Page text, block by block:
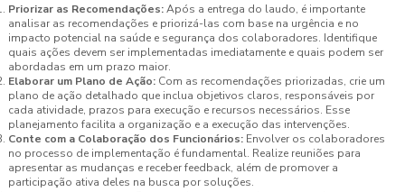
Priorizar as Recomendações:Após a entrega do laudo, é importante
analisar as recomendações e priorizá-las com base na urgência e no
impacto potencial na saúde e segurança dos colaboradores. Identifique
quais ações devem ser implementadas imediatamente e quais podem ser
abordadas em um prazo maior.
Elaborar um Plano de Ação: Com as recomendações priorizadas, crie um
plano de ação detalhado que inclua objetivos claros, responsáveis por
cada atividade, prazos para execução e recursos necessários. Esse
planejamento facilita a organização e a execução das intervenções.
Conte com a Colaboração dos Funcionários: Envolver os colaboradores
no processo de implementação é fundamental. Realize reuniões para
apresentar as mudanças e receber feedback, além de promover a
participação ativa deles na busca por soluções.